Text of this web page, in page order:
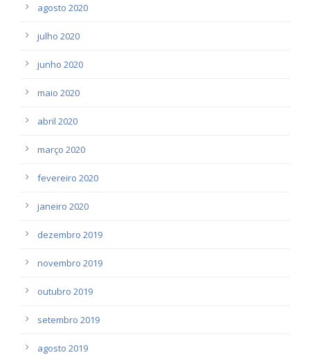
agosto 2020
julho 2020
junho 2020
maio 2020
abril 2020
março 2020
fevereiro 2020
janeiro 2020
dezembro 2019
novembro 2019
outubro 2019
setembro 2019
agosto 2019